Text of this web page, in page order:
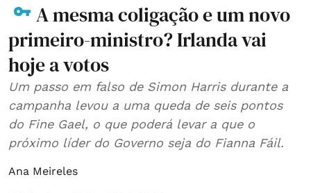
A mesma coligação e um novo
primeiro-ministro? Irlanda vai
hoje a votos
Um passo em falso de Simon Harris durante a
campanha levou a uma queda de seis pontos
do Fine Gael, o que poderá levar a que o
próximo líder do Governo seja do Fianna Fáil.
Ana Meireles